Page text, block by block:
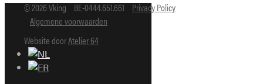
© 2026 Vking BE-0444.651.661 Privacy Policy
Algemene voorwaarden
Website doorAtelier 64